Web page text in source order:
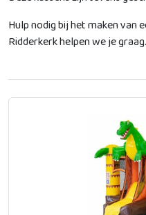
Hulp nodig bij het maken van
Ridderkerk helpen we je graag.